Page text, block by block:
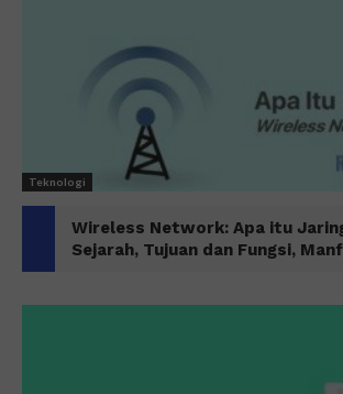
Teknologi
Wireless Network: Apa itu
Sejarah, Tujuan dan Fungsi,